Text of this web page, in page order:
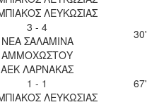
ΛΕΥΚΩΣΙΑΣ
3 - 4
ΝΕΑ ΣΑΛΑΜΙΝΑ
ΑΜΜΟΧΩΣΤΟΥ
30'
ΑΕΚ ΛΑΡΝΑΚΑΣ
1 - 1
ΛΕΥΚΩΣΙΑΣ
67'